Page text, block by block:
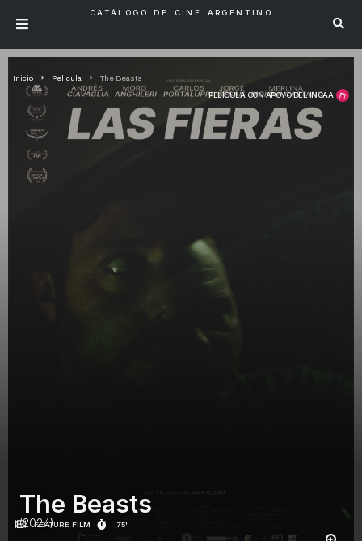
CATÁLOGO DE CINE ARGENTINO
PELÍCULA CON APOYO DEL INCAA
Inicio Pelicula The Beasts
FEATURE FILM 75'
The Beasts
(2024)